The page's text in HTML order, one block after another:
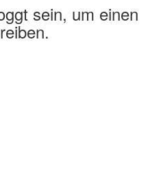
sein, um einen